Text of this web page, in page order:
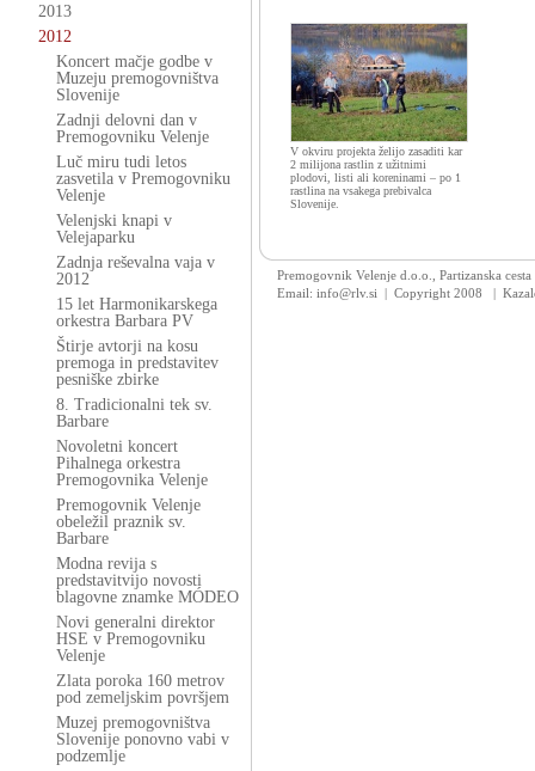
2013
2012
Koncert mačje godbe v
Muzeju premogovništva
Slovenije
Zadnji delovni dan v
Premogovniku Velenje
Luč miru tudi letos
zasvetila v Premogovniku
Velenje
Velenjski knapi v
Velejaparku
Zadnja reševalna vaja v
2012
15 let Harmonikarskega
orkestra Barbara PV
Štirje avtorji na kosu
premoga in predstavitev
pesniške zbirke
8. Tradicionalni tek sv.
Barbare
Novoletni koncert
Pihalnega orkestra
Premogovnika Velenje
Premogovnik Velenje
obeležil praznik sv.
Barbare
Modna revija s
predstavitvijo novosti
blagovne znamke MÓDEO
Novi generalni direktor
HSE v Premogovniku
Velenje
Zlata poroka 160 metrov
pod zemeljskim površjem
Muzej premogovništva
Slovenije ponovno vabi v
podzemlje
V okviru projekta želijo zasaditi kar
2 milijona rastlin z užitnimi
plodovi, listi ali koreninami – po 1
rastlina na vsakega prebivalca
Slovenije.
Premogovnik Velenje d.o.o., Partizanska
Email: info@rlv.si | Copyright 2008
|